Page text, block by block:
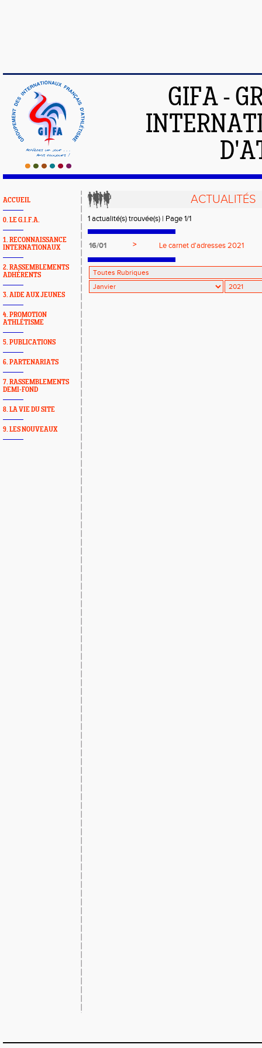
GIFA -
ACCUEIL
0. LE G.I.F.A.
1. RECONNAISSANCE
INTERNATIONAUX
2. RASSEMBLEMENTS
ADHÉRENTS
3. AIDE AUX JEUNES
4. PROMOTION
ATHLÉTISME
5. PUBLICATIONS
6. PARTENARIATS
7. RASSEMBLEMENTS
DEMI-FOND
8. LA VIE DU SITE
9. LES NOUVEAUX
ACTUALITÉS
1 actualité(s) trouvée(s) | Page 1/1
16/01 > Le carnet d'adresses 2021